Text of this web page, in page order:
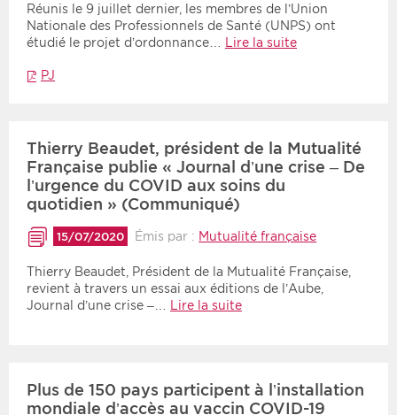
Réunis le 9 juillet dernier, les membres de l’Union
Nationale des Professionnels de Santé (UNPS) ont
étudié le projet d’ordonnance…
Lire la suite
PJ
Thierry Beaudet, président de la Mutualité
Française publie « Journal d’une crise – De
l’urgence du COVID aux soins du
quotidien » (Communiqué)
15/07/2020 Émis par : Mutualité française
Thierry Beaudet, Président de la Mutualité Française,
revient à travers un essai aux éditions de l’Aube,
Journal d’une crise –…
Lire la suite
Plus de 150 pays participent à l’installation
mondiale d’accès au vaccin COVID-19